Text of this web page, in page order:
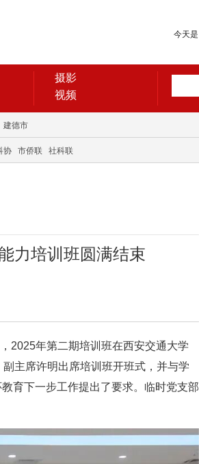
今天是
摄影
视频
建德市
协 市侨联 社科联
力培训班圆满结束
2025年第二期培训班在西安交通大学
主席许明出席培训班开班式，并与学
育下一步工作提出了要求。临时党支部